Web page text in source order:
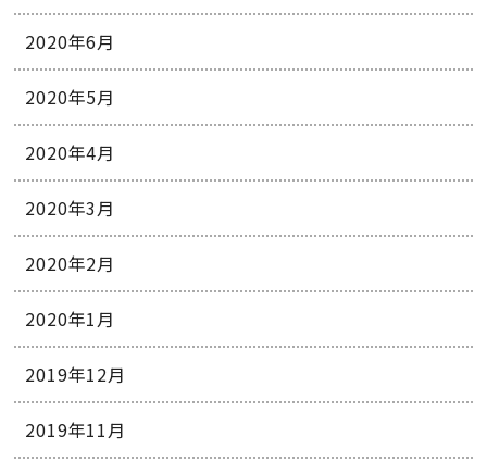
2020年6月
2020年5月
2020年4月
2020年3月
2020年2月
2020年1月
2019年12月
2019年11月